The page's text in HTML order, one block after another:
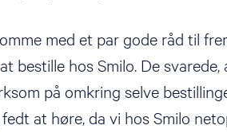
med et par gode råd til
bestille hos Smilo. De svarede,
på omkring selve
at høre, da vi hos Smilo